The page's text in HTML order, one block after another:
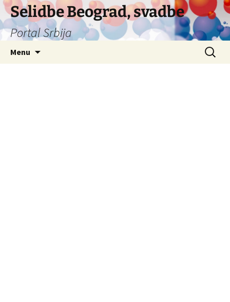
Selidbe Beograd, svadbe
Portal Srbija
Menu
Search
for: